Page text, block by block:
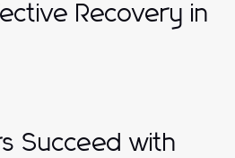
Recovery in
Succeed with